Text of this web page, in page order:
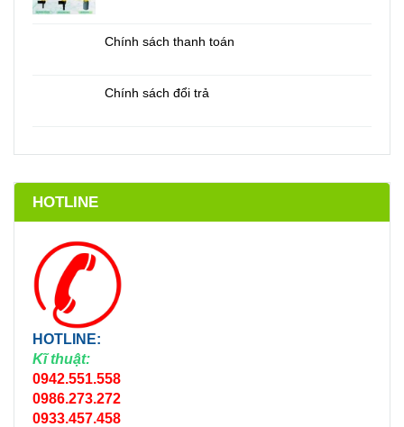
Chính sách thanh toán
Chính sách đổi trả
HOTLINE
HOTLINE:
Kĩ thuật:
0942.551.558
0986.273.272
0933.457.458